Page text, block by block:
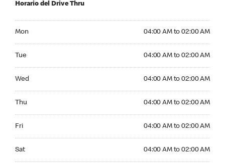
Horario del Drive Thru
Mon 04:00 AM to 02:00 AM
Tue 04:00 AM to 02:00 AM
Wed 04:00 AM to 02:00 AM
Thu 04:00 AM to 02:00 AM
Fri 04:00 AM to 02:00 AM
Sat 04:00 AM to 02:00 AM